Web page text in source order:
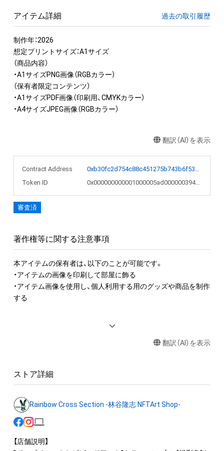
アイテム詳細 過去の取引履歴
制作年：2026
想定プリントサイズ：A1サイズ
（商品内容）
・A1サイズPNG画像（RGBカラー）
（保有者限定コンテンツ）
・A1サイズPDF画像（印刷用、CMYKカラー）
・A4サイズJPEG画像（RGBカラー）
翻訳（AI）を表示
Contract Address
Token ID
0x000000000001000005ad000000394820
審査済
著作権等に関する注意事項
本アイテムの保有者は、以下のことが可能です。
・アイテムの画像を印刷して部屋に飾る
・アイテム画像を使用し、個人利用する用のグッズや商品を制作
する
ロゴ等を含みますがこれらに限られません。)にかかる知的財産
出願する権利を含みます。)を意味します。)は、本アイテムの著
けている者によって保護されています。そのため、本アイテム
を保有していたとしても、本アイテムに関する創作物にかかる
知的財産権を有することを意味しません。
の管理委託を受けている者からの事前の同意なしに、上記の「本
翻訳（AI）を表示
ストア詳細
Rainbow Cross Section -林谷隆志 NFTArt Shop-
【店舗説明】